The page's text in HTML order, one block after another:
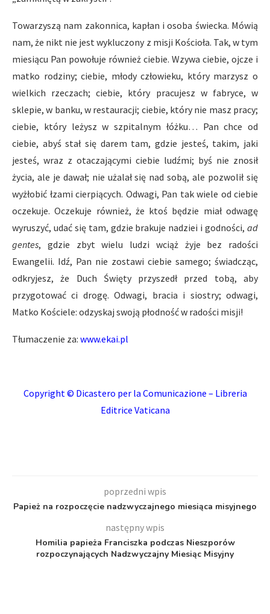
Towarzyszą nam zakonnica, kapłan i osoba świecka. Mówią
nam, że nikt nie jest wykluczony z misji Kościoła. Tak, w tym
miesiącu Pan powołuje również ciebie. Wzywa ciebie, ojcze i
matko rodziny; ciebie, młody człowieku, który marzysz o
wielkich rzeczach; ciebie, który pracujesz w fabryce, w
sklepie, w banku, w restauracji; ciebie, który nie masz pracy;
ciebie, który leżysz w szpitalnym łóżku… Pan chce od
ciebie, abyś stał się darem tam, gdzie jesteś, takim, jaki
jesteś, wraz z otaczającymi ciebie ludźmi; byś nie znosił
życia, ale je dawał; nie użalał się nad sobą, ale pozwolił się
wyżłobić łzami cierpiących. Odwagi, Pan tak wiele od ciebie
oczekuje. Oczekuje również, że ktoś będzie miał odwagę
wyruszyć, udać się tam, gdzie brakuje nadziei i godności, ad
gentes, gdzie zbyt wielu ludzi wciąż żyje bez radości
Ewangelii. Idź, Pan nie zostawi ciebie samego; świadcząc,
odkryjesz, że Duch Święty przyszedł przed tobą, aby
przygotować ci drogę. Odwagi, bracia i siostry; odwagi,
Matko Kościele: odzyskaj swoją płodność w radości misji!
Tłumaczenie za: www.ekai.pl
Copyright © Dicastero per la Comunicazione – Libreria
Editrice Vaticana
poprzedni wpis
Papież na rozpoczęcie nadzwyczajnego miesiąca misyjnego
następny wpis
Homilia papieża Franciszka podczas Nieszporów
rozpoczynających Nadzwyczajny Miesiąc Misyjny